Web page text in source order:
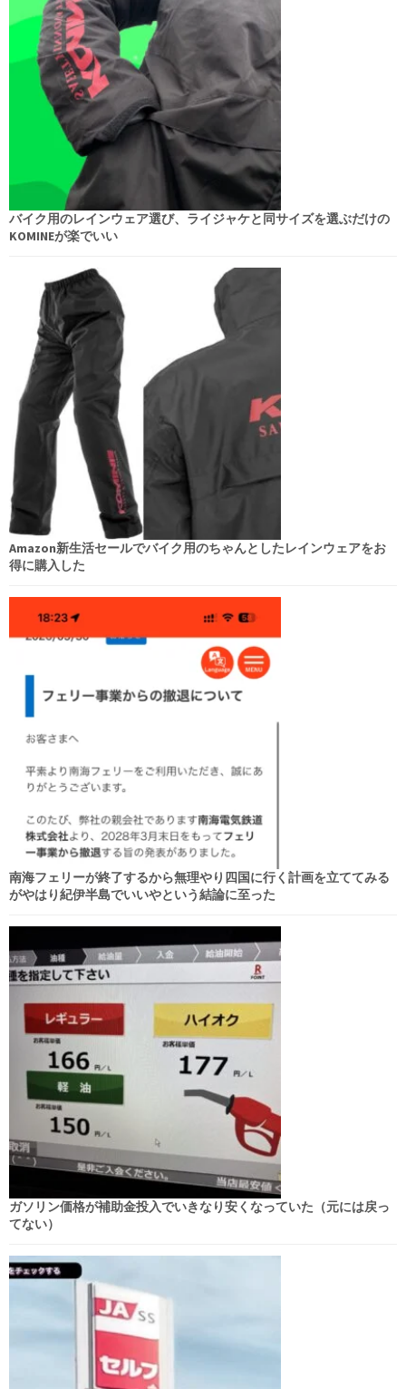
バイク用のレインウェア選び、ライジャケと同サイズを選ぶだけの
KOMINEが楽でいい
Amazon新生活セールでバイク用のちゃんとしたレインウェアをお
得に購入した
南海フェリーが終了するから無理やり四国に行く計画を立ててみる
がやはり紀伊半島でいいやという結論に至った
ガソリン価格が補助金投入でいきなり安くなっていた（元には戻っ
てない）